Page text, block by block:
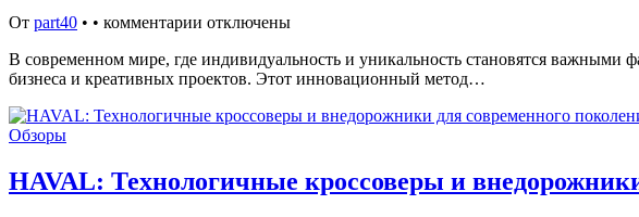
От part40 • • комментарии отключены
В современном мире, где индивидуальность и уникальность становятся
бизнеса и креативных проектов. Этот инновационный метод…
Обзоры
HAVAL: Технологичные кроссоверы и